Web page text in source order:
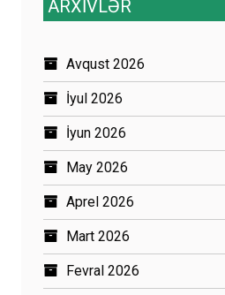
ARXİVLƏR
Avqust 2026
İyul 2026
İyun 2026
May 2026
Aprel 2026
Mart 2026
Fevral 2026